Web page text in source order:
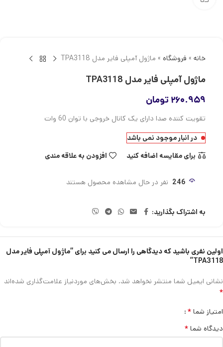
خانه » فروشگاه » ماژول آمپلی فایر مدل TPA3118
ماژول آمپلی فایر مدل TPA3118
۲۶۰.۹۵۹ تومان
تقویت کننده صدا دارای یک کانال خروجی با توان 60 وات
در انبار موجود نمی باشد
برای مقایسه اضافه کنید
افزودن به علاقه مندی
246 نفر در حال مشاهده محصول هستند
به اشتراک بگذارید:
اولین نفری باشید که دیدگاهی را ارسال می کنید برای “ماژول آمپلی فایر مدل
TPA3118”
نشانی ایمیل شما منتشر نخواهد شد. بخش‌های موردنیاز علامت‌گذاری شده‌اند
*
امتیاز شما *
دیدگاه شما *